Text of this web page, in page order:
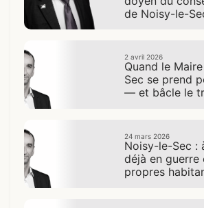
de Noisy-le-
2 avril 2026
Quand le
Sec se prend
— et bâcle le
24 mars 2026
Noisy-le-Sec :
déjà en guerre
propres